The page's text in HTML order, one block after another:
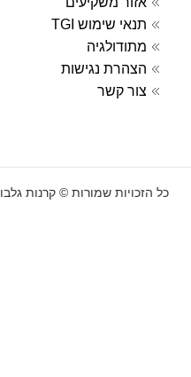
תנאי שימוש TGI
מתודולגיה
הצהרת נגישות
צור קשר
כל הזכויות שמורות © קרנות גלבוע